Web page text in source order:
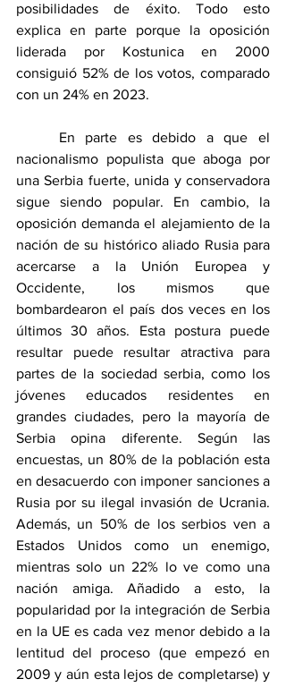
posibilidades de éxito. Todo esto
explica en parte porque la oposición
liderada por Kostunica en 2000
consiguió 52% de los votos, comparado
con un 24% en 2023.
nacionalismo populista que aboga por
una Serbia fuerte, unida y conservadora
sigue siendo popular. En cambio, la
oposición demanda el alejamiento de la
nación de su histórico aliado Rusia para
acercarse a la Unión Europea y
Occidente, los mismos que
bombardearon el país dos veces en los
últimos 30 años. Esta postura puede
resultar puede resultar atractiva para
partes de la sociedad serbia, como los
jóvenes educados residentes en
grandes ciudades, pero la mayoría de
Serbia opina diferente. Según las
encuestas, un 80% de la población esta
en desacuerdo con imponer sanciones a
Rusia por su ilegal invasión de Ucrania.
Además, un 50% de los serbios ven a
Estados Unidos como un enemigo,
mientras solo un 22% lo ve como una
nación amiga. Añadido a esto, la
popularidad por la integración de Serbia
en la UE es cada vez menor debido a la
lentitud del proceso (que empezó en
2009 y aún esta lejos de completarse) y